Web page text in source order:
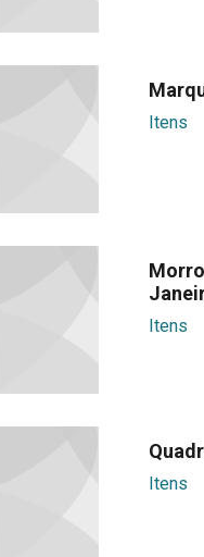
Itens
Itens
Itens